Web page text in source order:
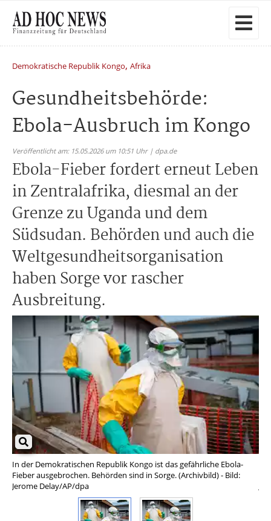
Demokratische Republik Kongo, Afrika
Gesundheitsbehörde:
Ebola-Ausbruch im Kongo
Veröffentlicht am: 15.05.2026 um 10:51 Uhr | dpa.de
Ebola-Fieber fordert erneut Leben
in Zentralafrika, diesmal an der
Grenze zu Uganda und dem
Südsudan. Behörden und auch die
Weltgesundheitsorganisation
haben Sorge vor rascher
Ausbreitung.
In der Demokratischen Republik Kongo ist das gefährliche Ebola-
Fieber ausgebrochen. Behörden sind in Sorge. (Archivbild) - Bild:
Jerome Delay/AP/dpa